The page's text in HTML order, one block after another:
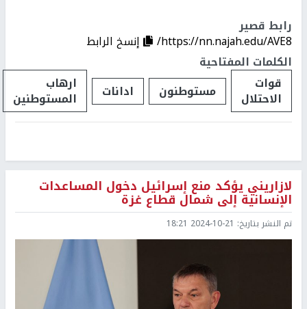
رابط قصير
https://nn.najah.edu/AVE8/
إنسخ الرابط
الكلمات المفتاحية
قوات
الاحتلال مستوطنون ادانات ارهاب
المستوطنين
لازاريني يؤكد منع إسرائيل دخول المساعدات
الإنسانية إلى شمال قطاع غزة
تم النشر بتاريخ: 2024-10-21 18:21